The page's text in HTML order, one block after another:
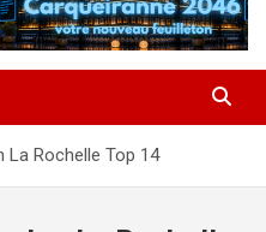
La Rochelle Top 14